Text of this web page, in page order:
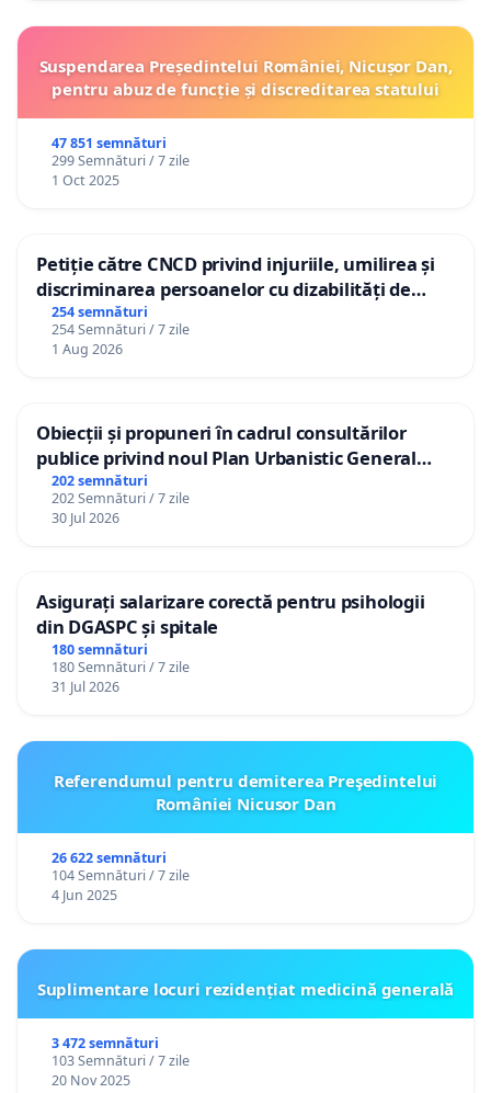
Suspendarea Președintelui României, Nicușor Dan,
pentru abuz de funcție și discreditarea statului
47 851 semnături
299 Semnături / 7 zile
1 Oct 2025
Petiție către CNCD privind injuriile, umilirea și
discriminarea persoanelor cu dizabilități de
către utilizatorul TikTok „Gorici”
254 semnături
254 Semnături / 7 zile
1 Aug 2026
Obiecții și propuneri în cadrul consultărilor
publice privind noul Plan Urbanistic General
(PUG) Ialoveni
202 semnături
202 Semnături / 7 zile
30 Jul 2026
Asigurați salarizare corectă pentru psihologii
din DGASPC și spitale
180 semnături
180 Semnături / 7 zile
31 Jul 2026
Referendumul pentru demiterea Preşedintelui
României Nicusor Dan
26 622 semnături
104 Semnături / 7 zile
4 Jun 2025
Suplimentare locuri rezidențiat medicină generală
3 472 semnături
103 Semnături / 7 zile
20 Nov 2025